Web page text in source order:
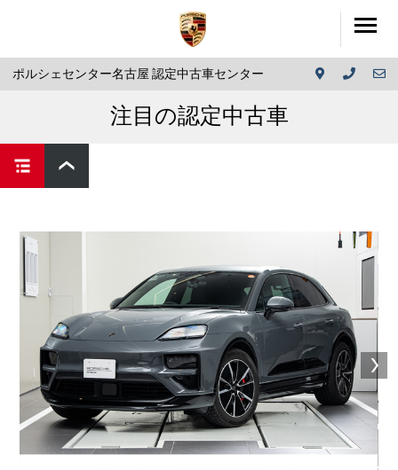
ポルシェセンター名古屋 認定中古車センター
注目の認定中古車